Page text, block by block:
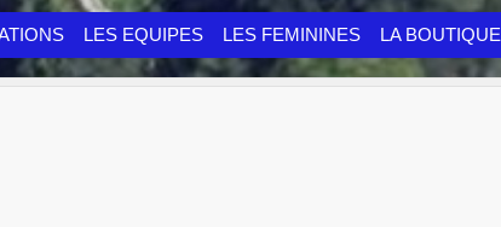
LES EQUIPES LES FEMININES LA BOUTIQUE